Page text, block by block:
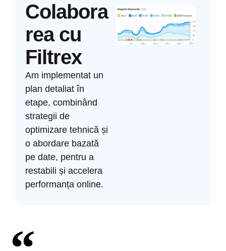
Colabora
rea cu
Filtrex
Am implementat un
plan detaliat în
etape, combinând
strategii de
optimizare tehnică și
o abordare bazată
pe date, pentru a
restabili și accelera
performanța online.